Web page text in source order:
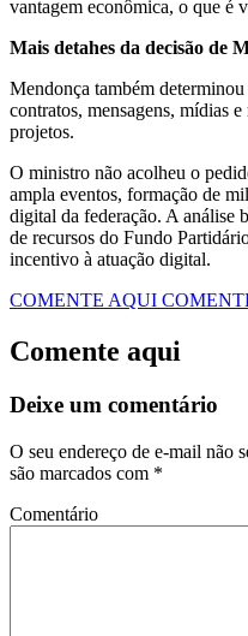
vantagem econômica, o que é
Mais detahes da decisão de
Mendonça também
contratos, mensagens, mídias
projetos.
O ministro não acolheu o
ampla eventos, formação de
digital da federação. A análise
de recursos do Fundo
incentivo à atuação digital.
COMENTE AQUI
Comente aqui
Deixe um comentário
O seu endereço de e-mail não
são marcados com *
Comentário